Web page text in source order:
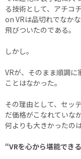
る技術として、アチコ
on VRは品切れでなか
飛びついたのである。
しかし。
VRが、そのまま順調
ことはなかった。
その理由として、セッ
だ価格がこなれていな
何よりも大きかったのは
“VRを心から堪能でき